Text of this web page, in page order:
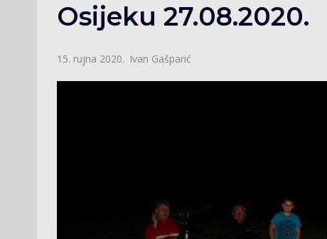
Osijeku 27.08.2020.
15. rujna 2020. Ivan Gašparić